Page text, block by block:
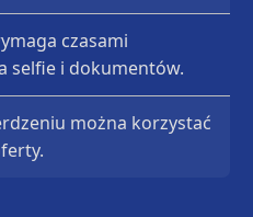
czasami
selfie i dokumentów.
można korzystać